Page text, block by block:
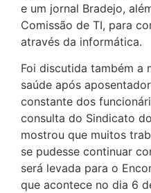
e um jornal Bradejo,
Comissão de TI, para
através da informática.
Foi discutida também a
saúde após
constante dos
consulta do Sindicato
mostrou que muitos
se pudesse continuar
será levada para o
que acontece no dia 6